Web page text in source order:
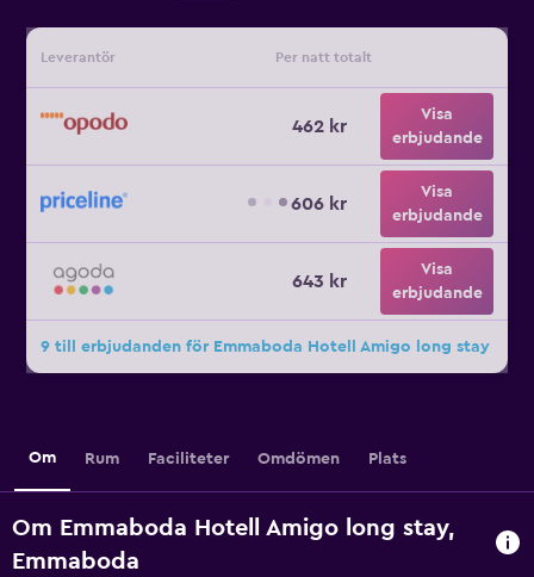
Leverantör Per natt totalt
462 kr
Visa
erbjudande
606 kr
Visa
erbjudande
643 kr
Visa
erbjudande
9 till erbjudanden för Emmaboda Hotell Amigo long stay
Om Rum Faciliteter Omdömen Plats
Om Emmaboda Hotell Amigo long stay,
Emmaboda